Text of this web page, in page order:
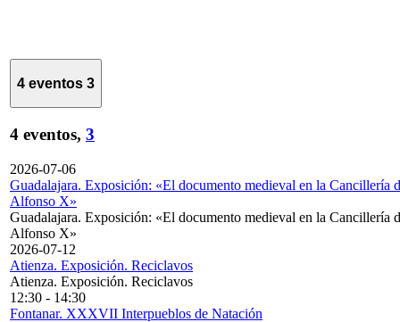
4 eventos 3
4 eventos, 3
2026-07-06
Guadalajara. Exposición: «El documento medieval en la Cancillería
Alfonso X»
Guadalajara. Exposición: «El documento medieval en la Cancillería
Alfonso X»
2026-07-12
Atienza. Exposición. Reciclavos
Atienza. Exposición. Reciclavos
12:30 - 14:30
Fontanar. XXXVII Interpueblos de Natación